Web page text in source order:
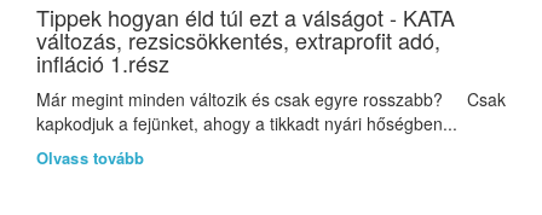
Tippek hogyan éld túl ezt a válságot - KATA
változás, rezsicsökkentés, extraprofit adó,
infláció 1.rész
Már megint minden változik és csak egyre rosszabb? Csak
kapkodjuk a fejünket, ahogy a tikkadt nyári hőségben...
Olvass tovább